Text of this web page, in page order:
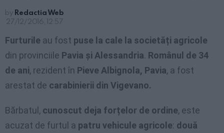
by Redactia Web
27/12/2016, 12:57
Furturile au fost puse la cale la societăți agricole
din provinciile Pavia și Alessandria. Românul de 34
de ani, rezident în Pieve Albignola, Pavia, a fost
arestat de carabinierii din Vigevano.
Bărbatul, cunoscut deja forțelor de ordine, este
acuzat de furtul a patru vehicule agricole: două